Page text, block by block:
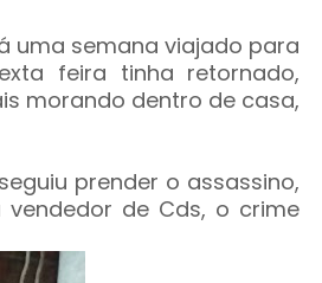
uma semana viajado para
feira tinha retornado,
morando dentro de casa,
prender o assassino,
de Cds, o crime